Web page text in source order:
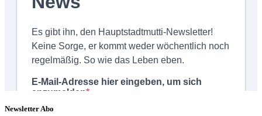
Newsletter Abo